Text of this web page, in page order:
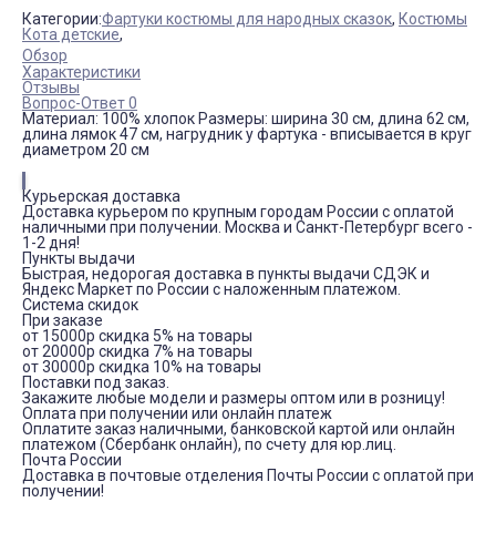
Категории:Фартуки костюмы для народных сказок, Костюмы
Кота детские,
Обзор
Характеристики
Отзывы
Вопрос-Ответ 0
Материал: 100% хлопок Размеры: ширина 30 см, длина 62 см,
длина лямок 47 см, нагрудник у фартука - вписывается в круг
диаметром 20 см
Курьерская доставка
Доставка курьером по крупным городам России с оплатой
наличными при получении. Москва и Санкт-Петербург всего -
1-2 дня!
Пункты выдачи
Быстрая, недорогая доставка в пункты выдачи СДЭК и
Яндекс Маркет по России с наложенным платежом.
Система скидок
При заказе
от 15000р скидка 5% на товары
от 20000р скидка 7% на товары
от 30000р скидка 10% на товары
Поставки под заказ.
Закажите любые модели и размеры оптом или в розницу!
Оплата при получении или онлайн платеж
Оплатите заказ наличными, банковской картой или онлайн
платежом (Сбербанк онлайн), по счету для юр.лиц.
Почта России
Доставка в почтовые отделения Почты России с оплатой при
получении!